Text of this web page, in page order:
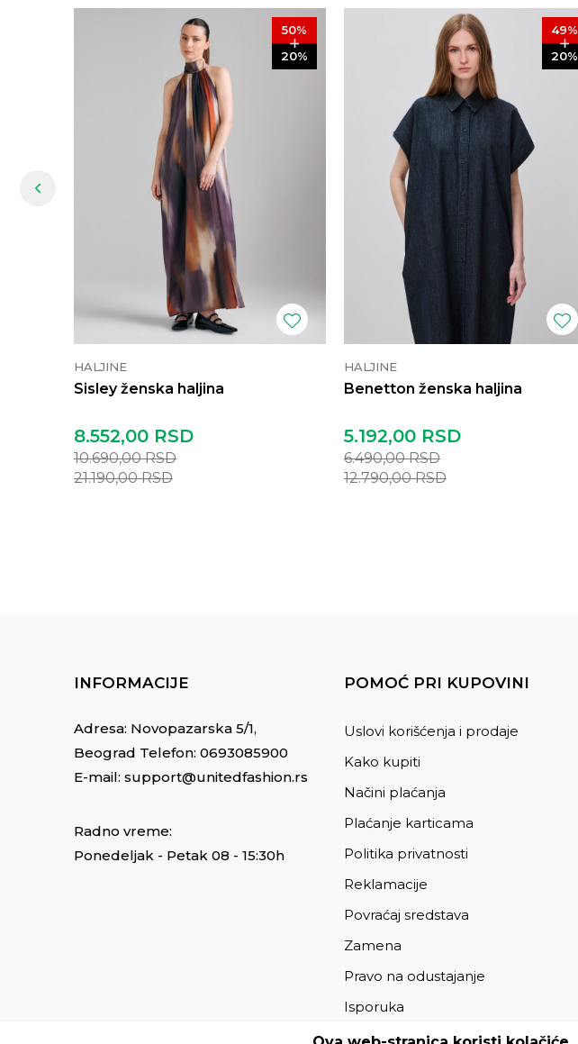
50%
20%
HALJINE
Sisley ženska haljina
8.552,00 RSD
10.690,00RSD
21.190,00RSD
49%
20%
HALJINE
Benetton ženska haljina
5.192,00 RSD
6.490,00RSD
12.790,00RSD
INFORMACIJE
Adresa: Novopazarska 5/1,
Beograd Telefon: 0693085900
E-mail: support@unitedfashion.rs
Radno vreme:
Ponedeljak - Petak 08 - 15:30h
POMOĆ PRI KUPOVINI
Uslovi korišćenja i prodaje
Kako kupiti
Načini plaćanja
Plaćanje karticama
Politika privatnosti
Reklamacije
Povraćaj sredstava
Zamena
Pravo na odustajanje
Isporuka